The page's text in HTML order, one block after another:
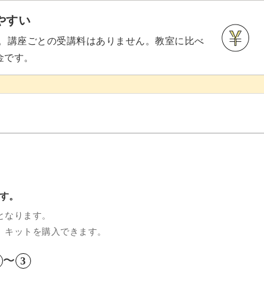
すい
講座ごとの受講料はありません。教室に比べ
す。
。
ります。
ットを購入できます。
〜 3